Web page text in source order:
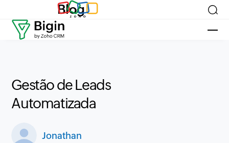
Blog
Gestão de Leads
Automatizada
Jonathan